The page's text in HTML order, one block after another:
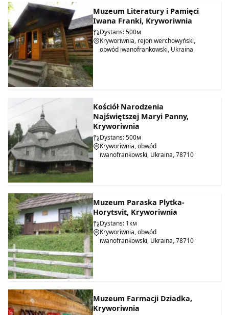
Muzeum Literatury i Pamięci
Iwana Franki, Kryworiwnia
Dystans: 500м
Kryworiwnia, rejon werchowyński,
obwód iwanofrankowski, Ukraina
Kościół Narodzenia
Najświętszej Maryi Panny,
Kryworiwnia
Dystans: 500м
Kryworiwnia, obwód
iwanofrankowski, Ukraina, 78710
Muzeum Paraska Plytka-
Horytsvit, Kryworiwnia
Dystans: 1км
Kryworiwnia, obwód
iwanofrankowski, Ukraina, 78710
Muzeum Farmacji Dziadka,
Kryworiwnia